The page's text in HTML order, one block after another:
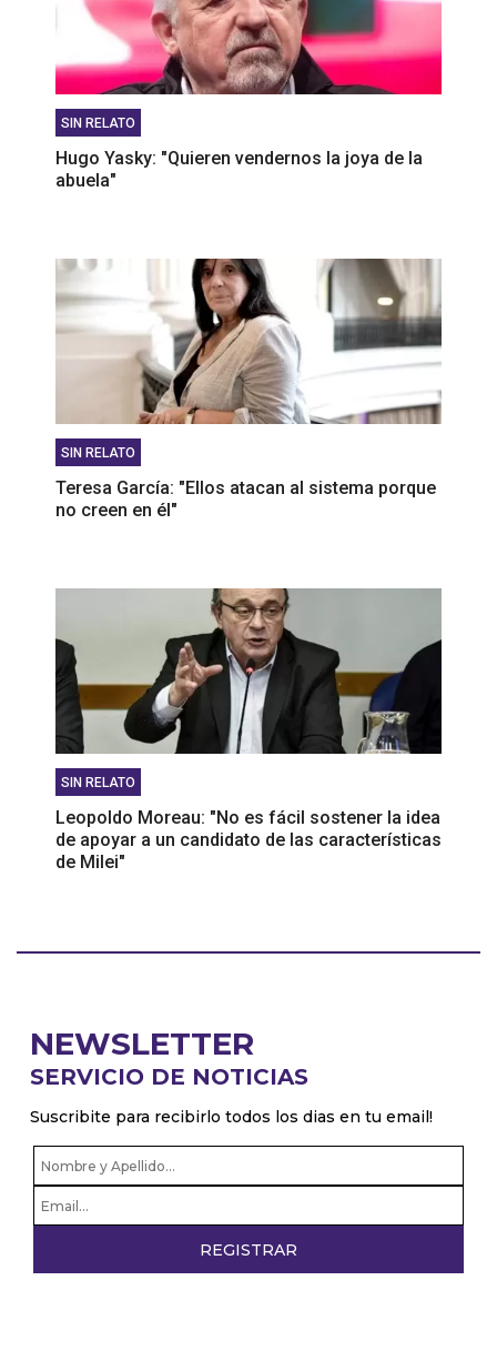
SIN RELATO
Hugo Yasky: "Quieren vendernos la joya de la
abuela"
SIN RELATO
Teresa García: "Ellos atacan al sistema porque
no creen en él"
SIN RELATO
Leopoldo Moreau: "No es fácil sostener la idea
de apoyar a un candidato de las características
de Milei"
NEWSLETTER
SERVICIO DE NOTICIAS
Suscribite para recibirlo todos los dias en tu email!